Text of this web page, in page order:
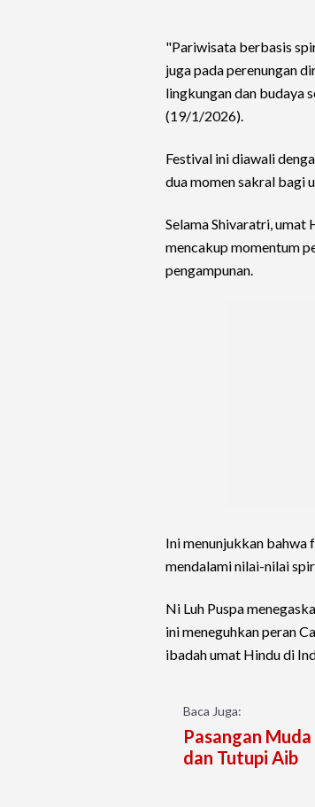
"Pariwisata berbasis
juga pada perenungan
lingkungan dan budaya
(19/1/2026).
Festival ini diawali
dua momen sakral bagi
Selama Shivaratri, umat
mencakup momentum
pengampunan.
Ini menunjukkan bahwa
mendalami nilai-nilai
Ni Luh Puspa
ini meneguhkan peran
ibadah umat Hindu di
Baca Juga:
Pasangan
dan Tutupi Aib